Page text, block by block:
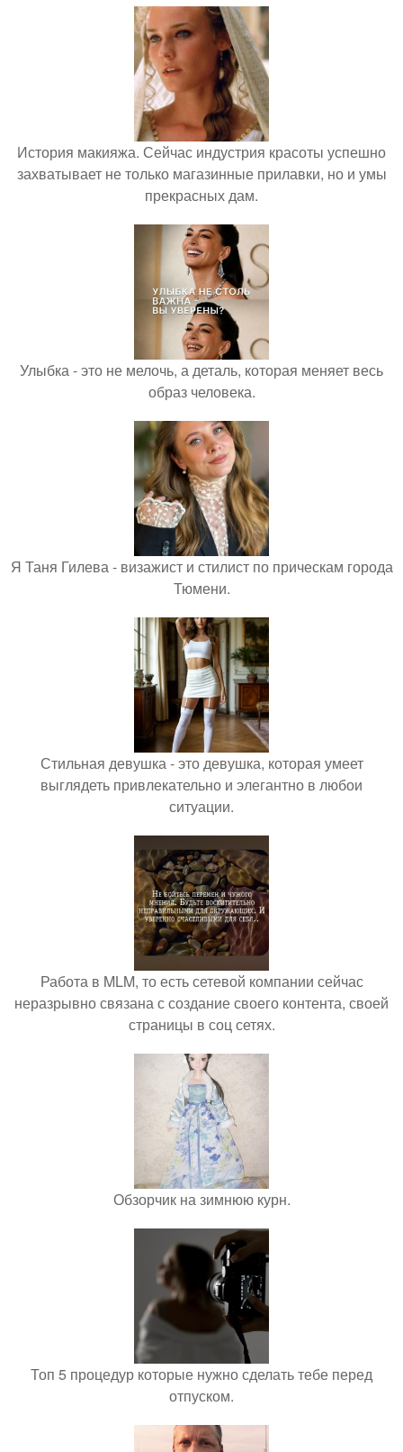
История макияжа. Сейчас индустрия красоты успешно
захватывает не только магазинные прилавки, но и умы
прекрасных дам.
Улыбка - это не мелочь, а деталь, которая меняет весь
образ человека.
Я Таня Гилева - визажист и стилист по прическам города
Тюмени.
Стильная девушка - это девушка, которая умеет
выглядеть привлекательно и элегантно в любои
ситуации.
Работа в MLM, то есть сетевой компании сейчас
неразрывно связана с создание своего контента, своей
страницы в соц сетях.
Обзорчик на зимнюю курн.
Топ 5 процедур которые нужно сделать тебе перед
отпуском.